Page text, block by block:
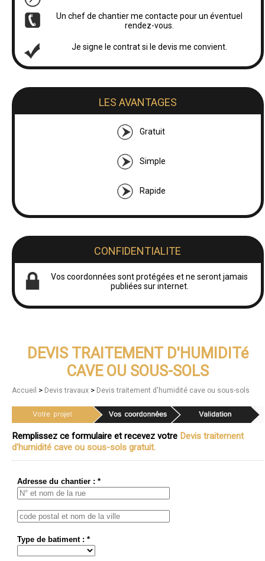
Un chef de chantier me contacte pour un éventuel
rendez-vous.
Je signe le contrat si le devis me convient.
LES AVANTAGES
Gratuit
Simple
Rapide
CONFIDENTIALITE
Vos coordonnées sont protégées et ne seront jamais
publiées sur internet.
DEVIS TRAITEMENT D'HUMIDITé
CAVE OU SOUS-SOLS
Accueil > Devis travaux > Devis traitement d'humidité cave ou sous-sols
Remplissez ce formulaire et recevez votre Devis traitement
d'humidité cave ou sous-sols gratuit.
Adresse du chantier : *
Type de batiment : *